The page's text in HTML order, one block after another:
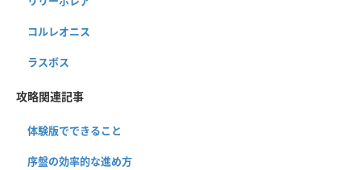
コルレオニス
ラスボス
攻略関連記事
体験版でできること
序盤の効率的な進め方